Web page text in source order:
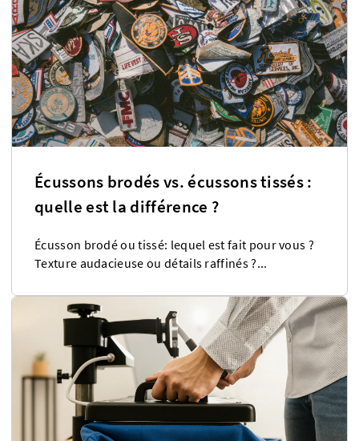
Écussons brodés vs. écussons tissés :
quelle est la différence ?
Écusson brodé ou tissé: lequel est fait pour vous ?
Texture audacieuse ou détails raffinés ?...